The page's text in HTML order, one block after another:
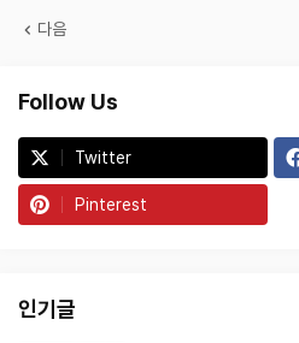
다음
Follow Us
Twitter
Pinterest
인기글